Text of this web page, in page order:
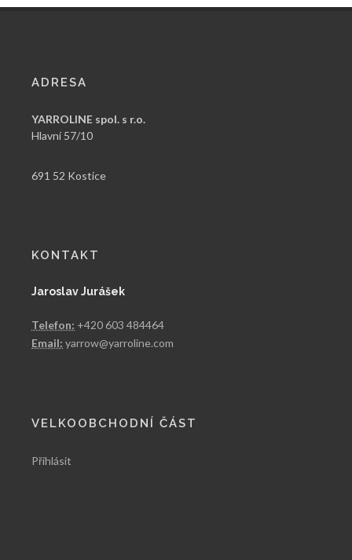
ADRESA
YARROLINE spol. s r.o.
Hlavní 57/10
691 52 Kostice
KONTAKT
Jaroslav Jurášek
Telefon: +420 603 484464
Email: yarrow@yarroline.com
VELKOOBCHODNÍ ČÁST
Přihlásit